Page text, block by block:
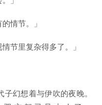
情节。」
节里复杂得多了。」
幻想着与伊吹的夜晚。